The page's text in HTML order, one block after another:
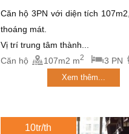
Căn hộ 3PN với diện tích
thoáng mát.
Vị trí trung tâm thành...
Căn hộ
107m2 m2 3 PN
Xem thêm...
10tr/th